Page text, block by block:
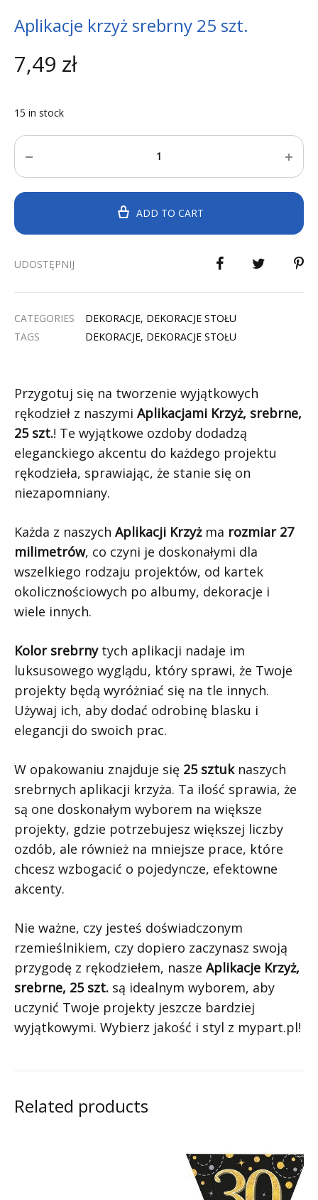
Aplikacje krzyż srebrny 25 szt.
7,49 zł
15 in stock
Quantity
ADD TO CART
UDOSTĘPNIJ
CATEGORIES DEKORACJE, DEKORACJE STOŁU
TAGS
DEKORACJE, DEKORACJE STOŁU
Przygotuj się na tworzenie wyjątkowych
rękodzieł z naszymi Aplikacjami Krzyż, srebrne,
25 szt.! Te wyjątkowe ozdoby dodadzą
eleganckiego akcentu do każdego projektu
rękodzieła, sprawiając, że stanie się on
niezapomniany.
Każda z naszych Aplikacji Krzyżma rozmiar 27
milimetrów, co czyni je doskonałymi dla
wszelkiego rodzaju projektów, od kartek
okolicznościowych po albumy, dekoracje i
wiele innych.
Kolor srebrnytych aplikacji nadaje im
luksusowego wyglądu, który sprawi, że Twoje
projekty będą wyróżniać się na tle innych.
Używaj ich, aby dodać odrobinę blasku i
elegancji do swoich prac.
W opakowaniu znajduje się 25 sztuknaszych
srebrnych aplikacji krzyża. Ta ilość sprawia, że
są one doskonałym wyborem na większe
projekty, gdzie potrzebujesz większej liczby
ozdób, ale również na mniejsze prace, które
chcesz wzbogacić o pojedyncze, efektowne
akcenty.
Nie ważne, czy jesteś doświadczonym
rzemieślnikiem, czy dopiero zaczynasz swoją
przygodę z rękodziełem, nasze Aplikacje Krzyż,
srebrne, 25 szt. są idealnym wyborem, aby
uczynić Twoje projekty jeszcze bardziej
wyjątkowymi. Wybierz jakość i styl z mypart.pl!
Related products